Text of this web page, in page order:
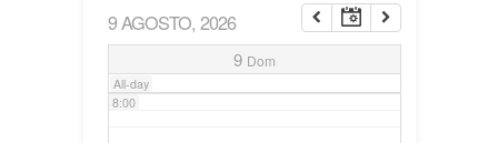
9 AGOSTO, 2026
9 Dom
All-day
7:00
8:00